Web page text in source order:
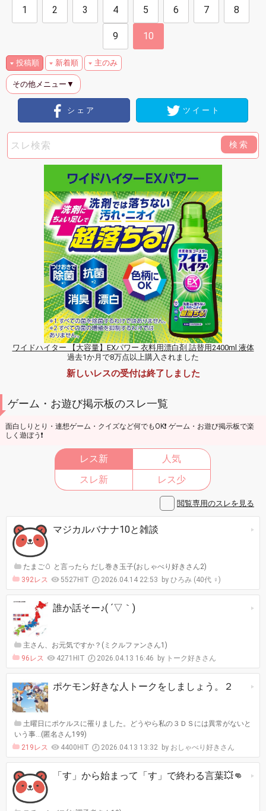
1 2 3 4 5 6 7 8
9 10
投稿順 新着順 主のみ
その他メニュー▼
シェア ツイート
検索
ワイドハイター 【大容量】EXパワー 衣料用漂白剤 詰替用2400ml 液体
過去1か月で8万点以上購入されました
新しいレスの受付は終了しました
ゲーム・お遊び掲示板のスレ一覧
面白しりとり・連想ゲーム・クイズなど何でもOK❗ ゲーム・お遊び掲示板で楽
しく遊ぼう❗
レス新
人気
スレ新
レス少
閲覧専用のスレを見る
マジカルバナナ10と雑談
たまご🥚 と言ったら だし巻き玉子(おしゃべり好きさん2)
392レス
5527HIT 2026.04.14 22:53 ひろみ (40代 ♀)
誰か話そー♪( ´▽｀)
主さん、お元気ですか？(ミクルファンさん1)
96レス
4271HIT 2026.04.13 16:46 トーク好きさん
ポケモン好きな人トークをしましょう。２
土曜日にポケルスに罹りました。どうやら私の３ＤＳには異常がないと
いう事…(匿名さん199)
219レス
4400HIT 2026.04.13 13:32 おしゃべり好きさん
「す」から始まって「す」で終わる言葉💥👊